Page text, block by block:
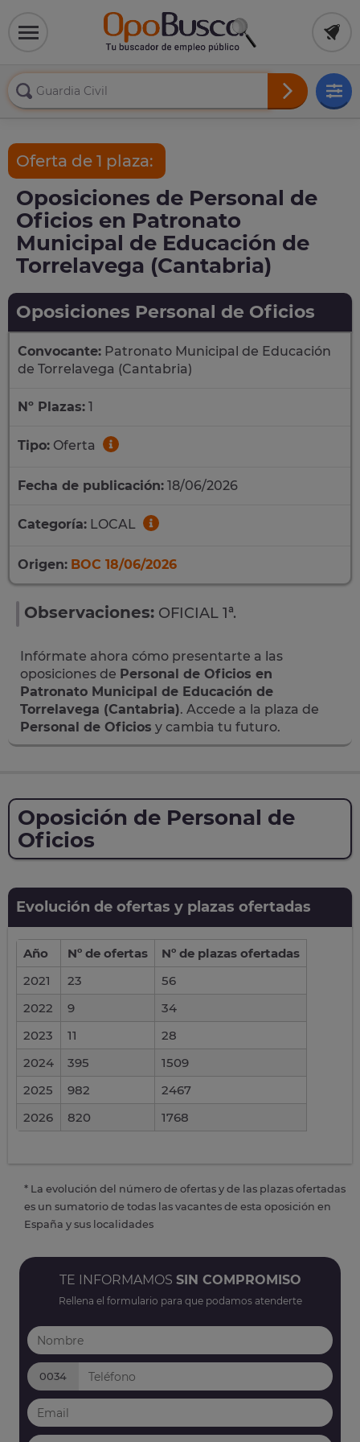
Oferta de 1 plaza:
Oposiciones de Personal de
Oficios en Patronato
Municipal de Educación de
Torrelavega (Cantabria)
Oposiciones Personal de Oficios
Convocante: Patronato Municipal de Educación
de Torrelavega (Cantabria)
Nº Plazas: 1
Tipo: Oferta
Fecha de publicación: 18/06/2026
Categoría: LOCAL
Origen: BOC 18/06/2026
Observaciones: OFICIAL 1ª.
Infórmate ahora cómo presentarte a las
oposiciones de Personal de Oficios en
Patronato Municipal de Educación de
Torrelavega (Cantabria). Accede a la plaza de
Personal de Oficios y cambia tu futuro.
Oposición de Personal de
Oficios
Evolución de ofertas y plazas ofertadas
Año Nº de ofertas
Nº de plazas ofertadas
2021
23
56
2022
9
34
2023
11
28
2024
395
1509
2025
982
2467
2026
820 1768
* La evolución del número de ofertas y de las plazas ofertadas
es un sumatorio de todas las vacantes de esta oposición en
España y sus localidades
TE INFORMAMOS SIN COMPROMISO
Rellena el formulario para que podamos atenderte
0034